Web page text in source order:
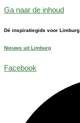
Ga naar de inhoud
Dé inspiratiegids voor Limburg
Nieuws uit Limburg
Facebook